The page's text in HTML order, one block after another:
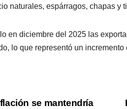
naturales, espárragos, chapas y
en diciembre del 2025 las
lo que representó un
se mantendría